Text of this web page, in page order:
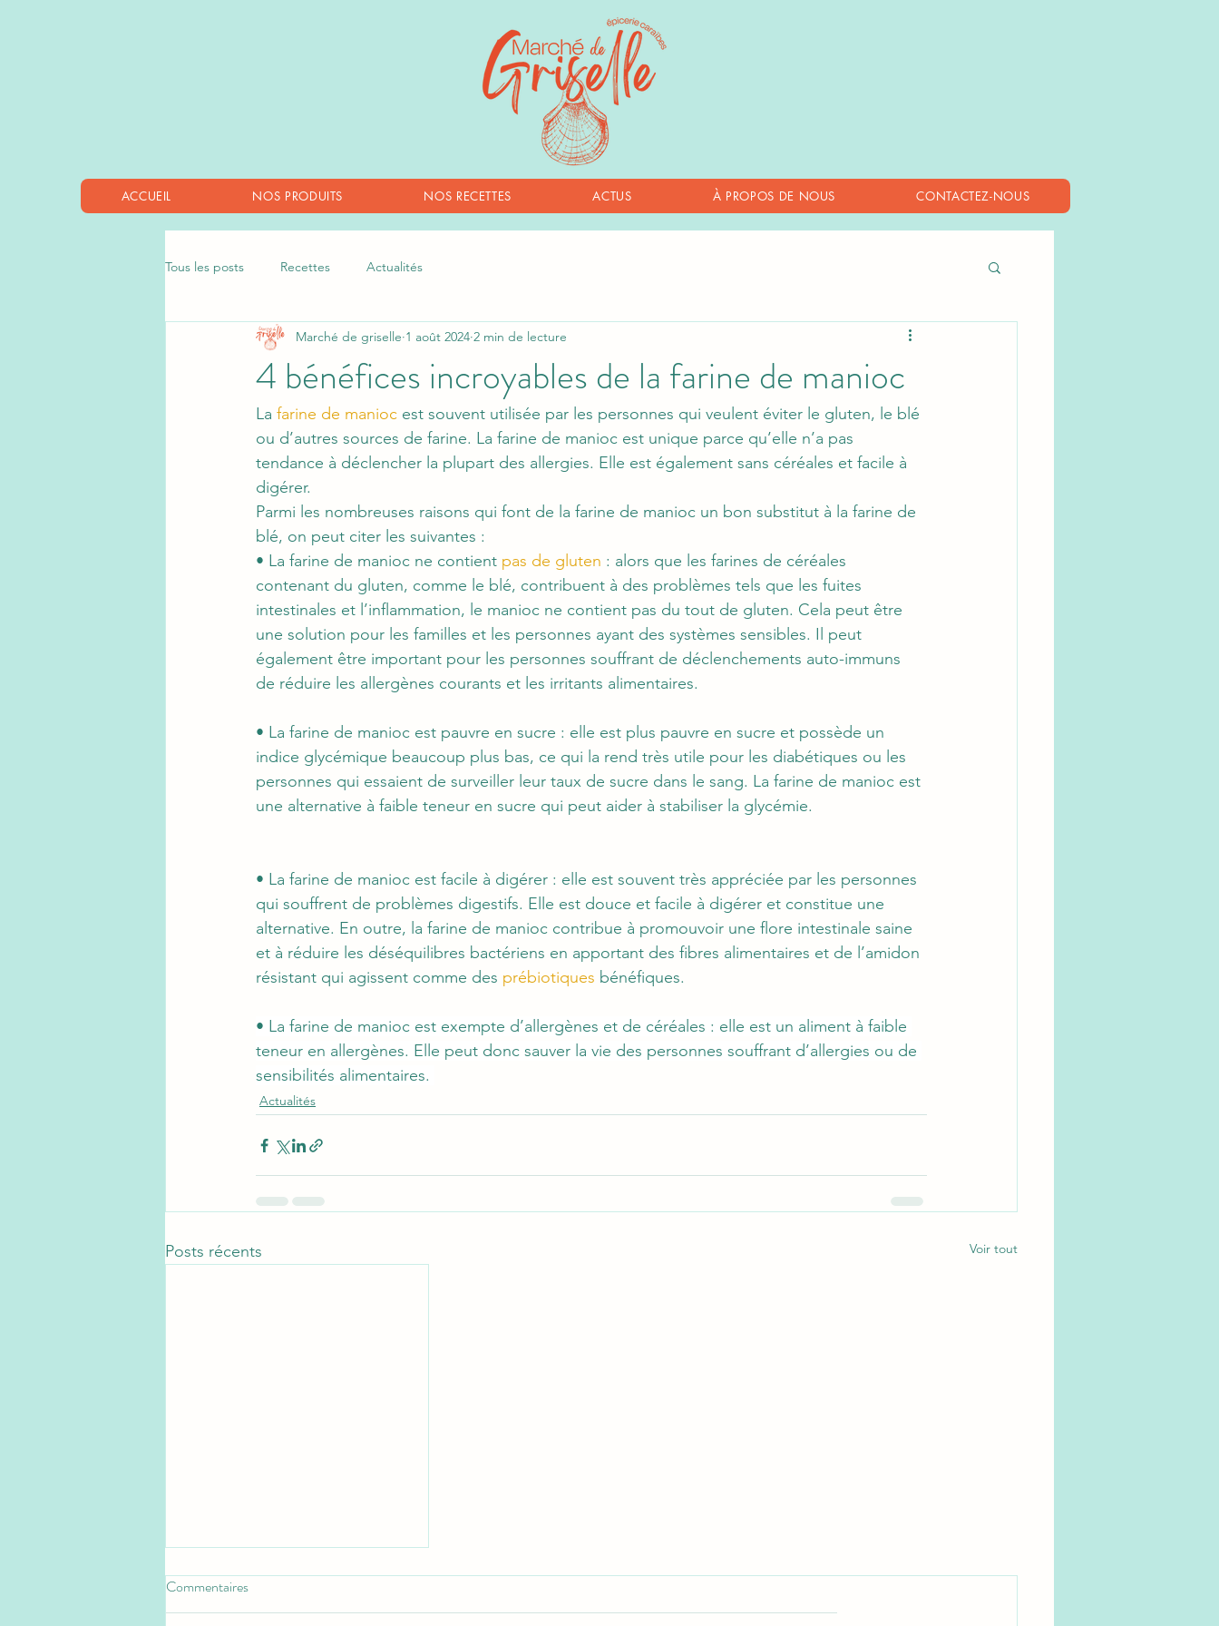
ACCUEIL NOS PRODUITS NOS RECETTES ACTUS À PROPOS DE NOUS CONTACTEZ-NOUS
Tous les posts Recettes Actualités
4 bénéfices incroyables de la farine de manioc
Marché de griselle 1 août 2024 2 min de lecture
La farine de manioc est souvent utilisée par les personnes qui veulent éviter le gluten, le blé
ou d’autres sources de farine. La farine de manioc est unique parce qu’elle n’a pas
tendance à déclencher la plupart des allergies. Elle est également sans céréales et facile à
digérer.
Parmi les nombreuses raisons qui font de la farine de manioc un bon substitut à la farine de
blé, on peut citer les suivantes :
• La farine de manioc ne contient pas de gluten : alors que les farines de céréales
contenant du gluten, comme le blé, contribuent à des problèmes tels que les fuites
intestinales et l’inflammation, le manioc ne contient pas du tout de gluten. Cela peut être
une solution pour les familles et les personnes ayant des systèmes sensibles. Il peut
également être important pour les personnes souffrant de déclenchements auto-immuns
de réduire les allergènes courants et les irritants alimentaires.
• La farine de manioc est pauvre en sucre : elle est plus pauvre en sucre et possède un
indice glycémique beaucoup plus bas, ce qui la rend très utile pour les diabétiques ou les
personnes qui essaient de surveiller leur taux de sucre dans le sang. La farine de manioc est
une alternative à faible teneur en sucre qui peut aider à stabiliser la glycémie.
• La farine de manioc est facile à digérer : elle est souvent très appréciée par les personnes
qui souffrent de problèmes digestifs. Elle est douce et facile à digérer et constitue une
alternative. En outre, la farine de manioc contribue à promouvoir une flore intestinale saine
et à réduire les déséquilibres bactériens en apportant des fibres alimentaires et de l’amidon
résistant qui agissent comme des prébiotiques bénéfiques.
• La farine de manioc est exempte d’allergènes et de céréales : elle est un aliment à faible
teneur en allergènes. Elle peut donc sauver la vie des personnes souffrant d’allergies ou de
sensibilités alimentaires.
Actualités
Posts récents Voir tout
Commentaires